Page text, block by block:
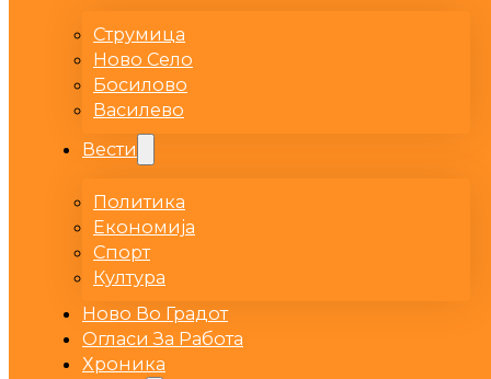
Струмица
Ново Село
Босилово
Василево
Вести
Политика
Економија
Спорт
Култура
Ново Во Градот
Огласи За Работа
Хроника